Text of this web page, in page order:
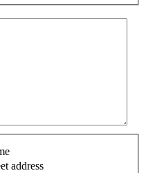
address